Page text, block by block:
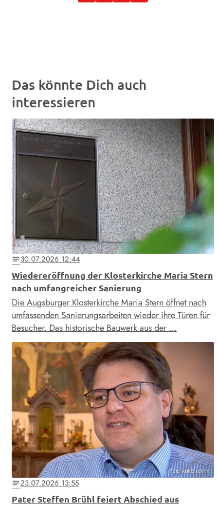
Das könnte Dich auch
interessieren
notes30.07.2026 12:44
Wiedereröffnung der Klosterkirche Maria Stern
nach umfangreicher Sanierung
Die Augsburger Klosterkirche Maria Stern öffnet nach
umfassenden Sanierungsarbeiten wieder ihre Türen für
Besucher. Das historische Bauwerk aus der …
Foto: katholisch1.tv
notes23.07.2026 13:55
Pater Steffen Brühl feiert Abschied aus